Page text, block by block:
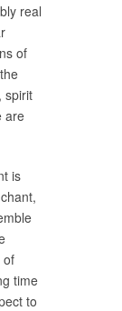
real
of
spirit
are
is
of
time
to